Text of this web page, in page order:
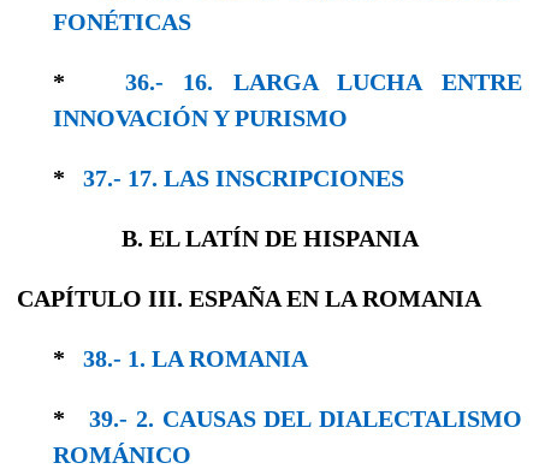
FONÉTICAS
* 36.- 16. LARGA LUCHA ENTRE
INNOVACIÓN Y PURISMO
* 37.- 17. LAS INSCRIPCIONES
B. EL LATÍN DE HISPANIA
CAPÍTULO III. ESPAÑA EN LA ROMANIA
* 38.- 1. LA ROMANIA
*39.- 2. CAUSAS DEL DIALECTALISMO
RO­MÁNICO